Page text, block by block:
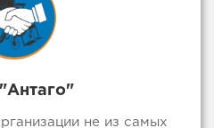
не из самых